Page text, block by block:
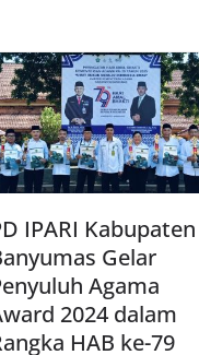
IPARI Kabupaten
Gelar
Agama
2024 dalam
HAB ke-79